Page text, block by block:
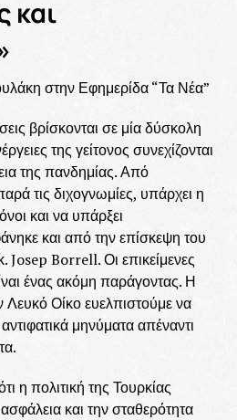
και
στην Εφημερίδα “Τα Νέα”
βρίσκονται σε μία δύσκολη
της γείτονος συνεχίζονται
της πανδημίας. Από
τις διχογνωμίες, υπάρχει η
και να υπάρξει
και από την επίσκεψη του
Borrell. Οι επικείμενες
ένας ακόμη παράγοντας. Η
Λευκό Οίκο ευελπιστούμε να
μηνύματα απέναντι
η πολιτική της Τουρκίας
και την σταθερότητα